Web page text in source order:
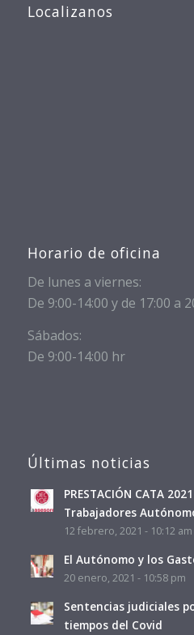
Localizanos
Horario de oficina
De lunes a viernes:
De 9:00-14:00 y de 17:00 a
Sábados:
De 9:00-14:00 hr
Últimas noticias
PRESTACIÓN CATA
Trabajadores
12 febrero, 2021 - 10:12 am
El Autónomo y los
20 enero, 2021 - 10:58 pm
Sentencias judiciales
tiempos del Covid